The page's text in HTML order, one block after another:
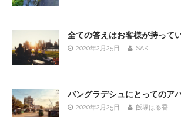
全ての答えはお客様が持って
2020年2月25日 SAKI
バングラデシュにとってのア
2020年2月25日 飯塚はる香